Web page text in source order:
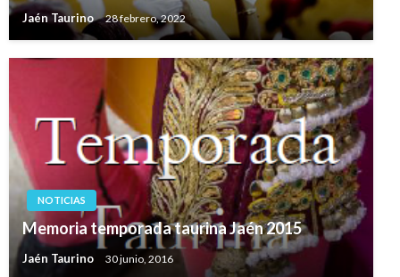
Jaén Taurino 28 febrero, 2022
NOTICIAS
Memoria temporada taurina Jaén 2015
Jaén Taurino 30 junio, 2016